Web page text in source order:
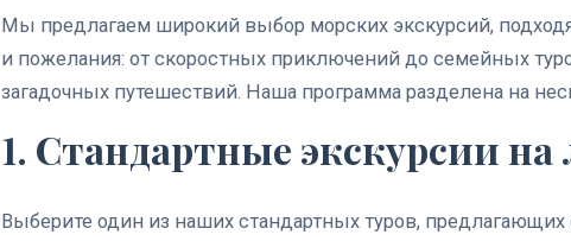
Мы предлагаем широкий выбор морских экскурсий,
и пожелания: от скоростных приключений до семейных
загадочных путешествий. Наша программа разделена на
1. Стандартные экскурсии на
Выберите один из наших стандартных туров, предлагающих